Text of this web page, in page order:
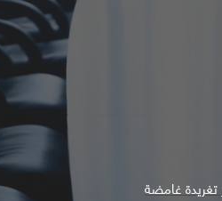
تغريدة غامضة